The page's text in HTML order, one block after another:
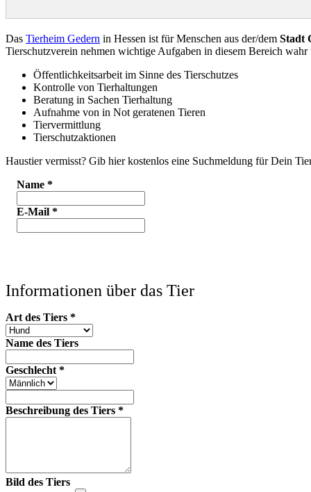
Das Tierheim Gedern in Hessen ist für Menschen aus der/dem Stadt
Tierschutzverein nehmen wichtige Aufgaben in diesem Bereich
Öffentlichkeitsarbeit im Sinne des Tierschutzes
Kontrolle von Tierhaltungen
Beratung in Sachen Tierhaltung
Aufnahme von in Not geratenen Tieren
Tiervermittlung
Tierschutzaktionen
Haustier vermisst? Gib hier kostenlos eine Suchmeldung für Dein
Name *
E-Mail *
Informationen über das Tier
Art des Tiers *
Name des Tiers
Geschlecht *
Beschreibung des Tiers *
Bild des Tiers